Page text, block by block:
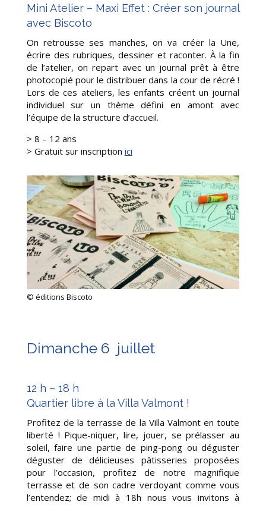
Mini Atelier – Maxi Effet : Créer son journal
avec Biscoto
On retrousse ses manches, on va créer la Une,
écrire des rubriques, dessiner et raconter. À la fin
de l’atelier, on repart avec un journal prêt à être
photocopié pour le distribuer dans la cour de récré !
Lors de ces ateliers, les enfants créent un journal
individuel sur un thème défini en amont avec
l’équipe de la structure d’accueil.
> 8 – 12 ans
> Gratuit sur inscription ici
© éditions Biscoto
Dimanche 6 juillet
12 h – 18 h
Quartier libre à la Villa Valmont !
Profitez de la terrasse de la Villa Valmont en toute
liberté ! Pique-niquer, lire, jouer, se prélasser au
soleil, faire une partie de ping-pong ou déguster
déguster de délicieuses pâtisseries proposées
pour l’occasion, profitez de notre magnifique
terrasse et de son cadre verdoyant comme vous
l’entendez; de midi à 18h nous vous invitons à